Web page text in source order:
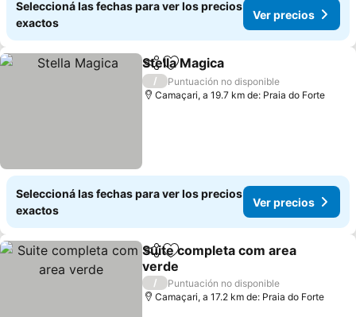
Seleccioná las fechas para ver los precios
exactos
Ver precios
CompartirAñadir a favoritos
Stella Magica
/
Puntuación no disponible
Camaçari, a 19.7 km de: Praia do Forte
Seleccioná las fechas para ver los precios
exactos
Ver precios
CompartirAñadir a favoritos
Suite completa com area
verde
Ver precios
/
Puntuación no disponible
Camaçari, a 17.2 km de: Praia do Forte